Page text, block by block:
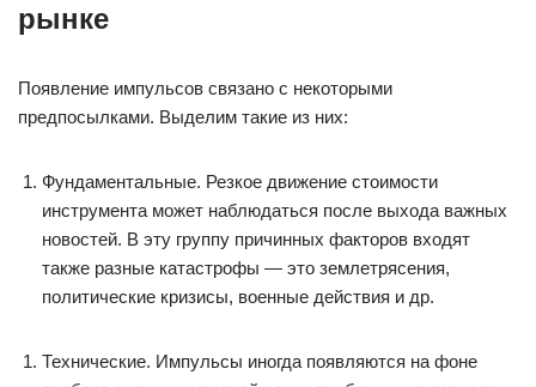
рынке
Появление импульсов связано с некоторыми
предпосылками. Выделим такие из них:
Фундаментальные. Резкое движение стоимости
инструмента может наблюдаться после выхода важных
новостей. В эту группу причинных факторов входят
также разные катастрофы — это землетрясения,
политические кризисы, военные действия и др.
Технические. Импульсы иногда появляются на фоне